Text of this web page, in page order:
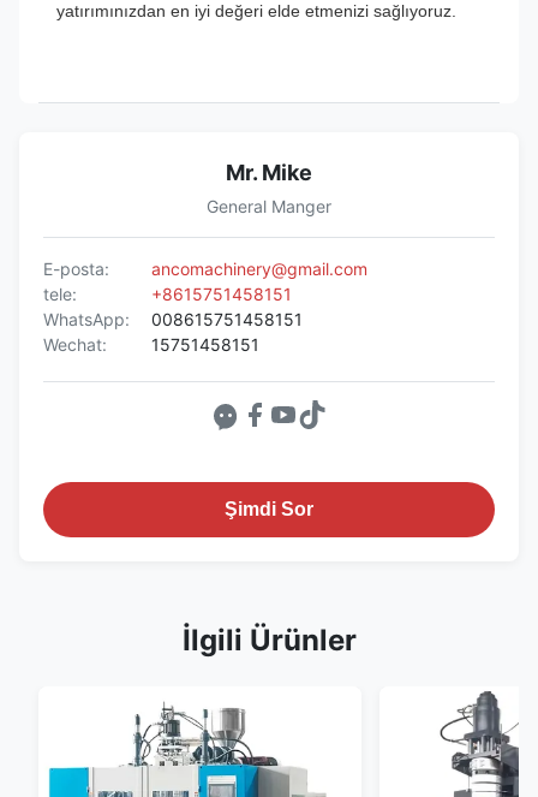
yatırımınızdan en iyi değeri elde etmenizi sağlıyoruz.
Mr. Mike
General Manger
E-posta:
ancomachinery@gmail.com
tele:
+8615751458151
WhatsApp:
008615751458151
Wechat:
15751458151
Şimdi Sor
İlgili Ürünler